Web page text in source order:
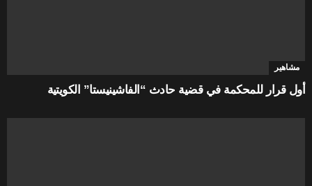
مشاهير
أول قرار للمحكمة في قضية حادث “الفاشينيستا” الكويتية